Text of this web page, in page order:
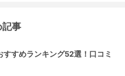
記事
すめランキング52選！口コミ